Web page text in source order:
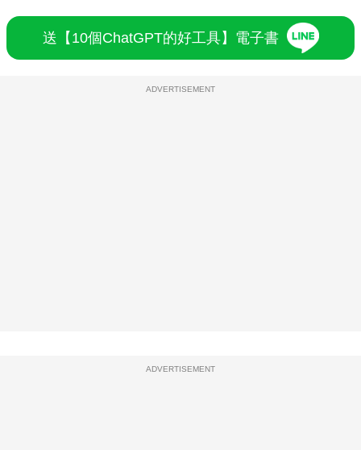
送【10個ChatGPT的好工具】電子書
ADVERTISEMENT
ADVERTISEMENT